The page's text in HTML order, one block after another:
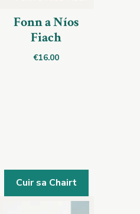
Fonn a Níos
Fiach
€16.00
Cuir sa Chairt